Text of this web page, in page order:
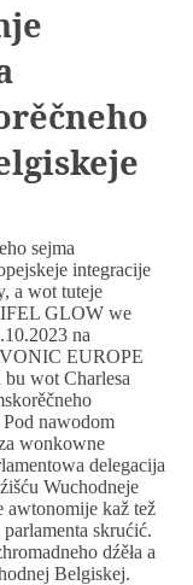
sejma
integracije
a wot tuteje
GLOW we
na
EUROPE
bu wot Charlesa
nawodom
wonkowne
delegacija
Wuchodneje
awtonomije kaž tež
skrućić.
dźěła a
Belgiskej.